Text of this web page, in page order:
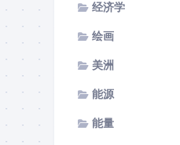
经济学
绘画
美洲
能源
能量